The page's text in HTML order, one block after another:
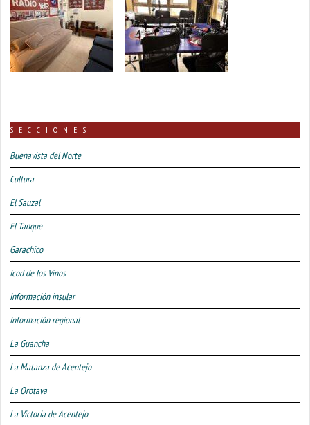
SECCIONES
Buenavista del Norte
Cultura
El Sauzal
El Tanque
Garachico
Icod de los Vinos
Información insular
Información regional
La Guancha
La Matanza de Acentejo
La Orotava
La Victoria de Acentejo